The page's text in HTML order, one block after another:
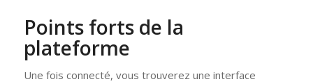
Points forts de la
plateforme
Une fois connecté, vous trouverez une interface